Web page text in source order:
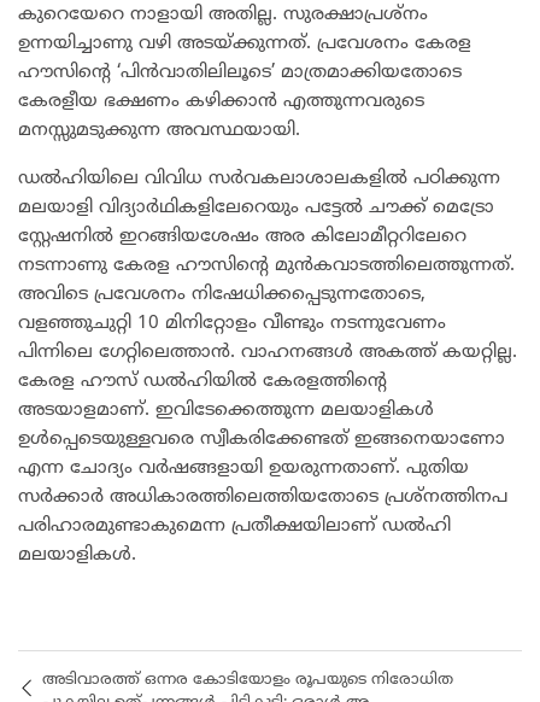
കുറെയേറെ നാളായി അതില്ല. സുരക്ഷാപ്രശ്നം
ഉന്നയിച്ചാണു വഴി അടയ്ക്കുന്നത്. പ്രവേശനം കേരള
ഹൗസിന്റെ ‘പിൻവാതിലിലൂടെ’ മാത്രമാക്കിയതോടെ
കേരളീയ ഭക്ഷണം കഴിക്കാൻ എത്തുന്നവരുടെ
മനസ്സുമടുക്കുന്ന അവസ്ഥയായി.
ഡൽഹിയിലെ വിവിധ സർവകലാശാലകളിൽ പഠിക്കുന്ന
മലയാളി വിദ്യാർഥികളിലേറെയും പട്ടേൽ ചൗക്ക് മെട്രോ
സ്റ്റേഷനിൽ ഇറങ്ങിയശേഷം അര കിലോമീറ്ററിലേറെ
നടന്നാണു കേരള ഹൗസിന്റെ മുൻകവാടത്തിലെത്തുന്നത്.
അവിടെ പ്രവേശനം നിഷേധിക്കപ്പെടുന്നതോടെ,
വളഞ്ഞുചുറ്റി 10 മിനിറ്റോളം വീണ്ടും നടന്നുവേണം
പിന്നിലെ ഗേറ്റിലെത്താൻ. വാഹനങ്ങൾ അകത്ത് കയറ്റില്ല.
കേരള ഹൗസ് ഡൽഹിയിൽ കേരളത്തിന്റെ
അടയാളമാണ്. ഇവിടേക്കെത്തുന്ന മലയാളികൾ
ഉൾപ്പെടെയുള്ളവരെ സ്വീകരിക്കേണ്ടത് ഇങ്ങനെയാണോ
എന്ന ചോദ്യം വർഷങ്ങളായി ഉയരുന്നതാണ്. പുതിയ
സർക്കാർ അധികാരത്തിലെത്തിയതോടെ പ്രശ്നത്തിനപ
പരിഹാരമുണ്ടാകുമെന്ന പ്രതീക്ഷയിലാണ് ഡൽഹി
മലയാളികൾ.
അടിവാരത്ത് ഒന്നര കോടിയോളം രൂപയുടെ നിരോധിത